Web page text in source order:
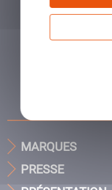
MARQUES
PRESSE